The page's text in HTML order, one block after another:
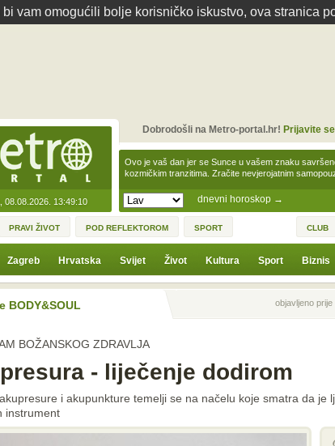
bi vam omogućili bolje korisničko iskustvo, ova stranica
08.08.2026. 13:49:10 dnevni horoskop →
Ovo je vaš dan jer se Sunce u vašem znaku
kozmičkim tranzitima. Zračite nevjerojatnim
Dobrodošli na Metro-portal.hr! Prijavite se
PRAVI ŽIVOT POD REFLEKTOROM SPORT CLUB
Zagreb Hrvatska Svijet Život Kultura Sport Biznis
BODY&SOUL Prethodna vijest
objavljeno
BOŽANSKOG ZDRAVLJA
- liječenje dodirom
i akupunkture temelji se na načelu koje smatra da je
instrument